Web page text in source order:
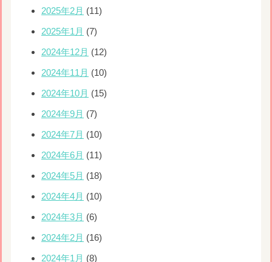
2025年2月 (11)
2025年1月 (7)
2024年12月 (12)
2024年11月 (10)
2024年10月 (15)
2024年9月 (7)
2024年7月 (10)
2024年6月 (11)
2024年5月 (18)
2024年4月 (10)
2024年3月 (6)
2024年2月 (16)
2024年1月 (8)